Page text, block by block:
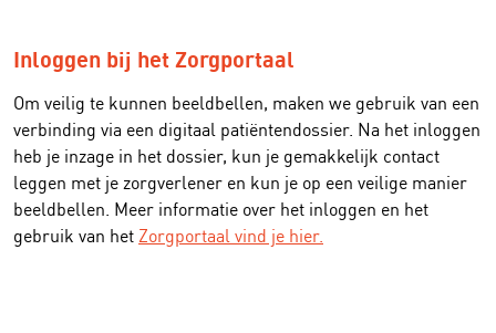
Inloggen bij het Zorgportaal
Om veilig te kunnen beeldbellen, maken we gebruik van een
verbinding via een digitaal patiëntendossier. Na het inloggen
heb je inzage in het dossier, kun je gemakkelijk contact
leggen met je zorgverlener en kun je op een veilige manier
beeldbellen. Meer informatie over het inloggen en het
gebruik van het Zorgportaal vind je hier.